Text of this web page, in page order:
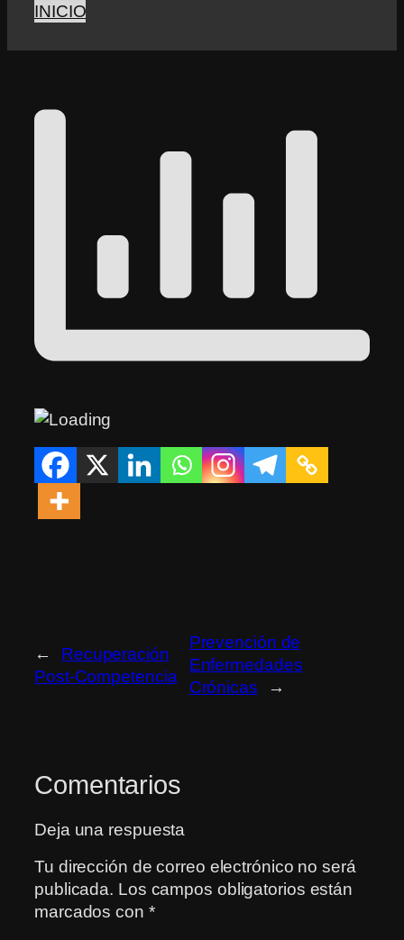
INICIO
←
Recuperación
Post-Competencia
Prevención de
Enfermedades
Crónicas
→
Comentarios
Deja una respuesta
Tu dirección de correo electrónico no será
publicada. Los campos obligatorios están
marcados con *